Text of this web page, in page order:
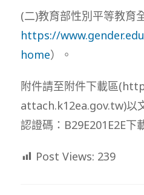
(二)教育部性別平等教育
https://
home）。
附件請至附件下載區
attach.k12ea.gov.tw)以
認證碼：B29E201E2E下
Post Views: 239